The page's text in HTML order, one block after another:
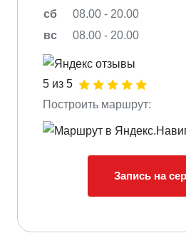
сб
08.00 - 20.00
вс
08.00 - 20.00
5 из 5
Построить маршрут:
Запись на